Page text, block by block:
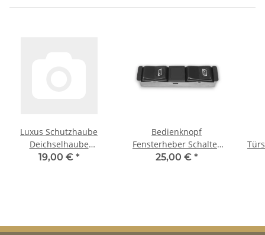
Luxus Schutzhaube
Deichselhaube
Anhänger Wohnwagen
19,00 € *
Bedienknopf
Fensterheber Schalter
links für Mercedes W123
25,00 € *